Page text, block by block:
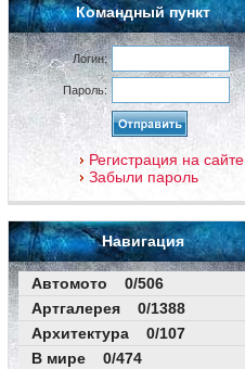
Командный пункт
Логин:
Пароль:
Регистрация на сайте
Забыли пароль
Навигация
Автомото 0/506
Артгалерея 0/1388
Архитектура 0/107
В мире 0/474